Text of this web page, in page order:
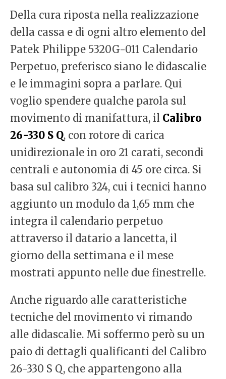
Della cura riposta nella realizzazione
della cassa e di ogni altro elemento del
Patek Philippe 5320G-011 Calendario
Perpetuo, preferisco siano le didascalie
e le immagini sopra a parlare. Qui
voglio spendere qualche parola sul
movimento di manifattura, il Calibro
26-330 S Q, con rotore di carica
unidirezionale in oro 21 carati, secondi
centrali e autonomia di 45 ore circa. Si
basa sul calibro 324, cui i tecnici hanno
aggiunto un modulo da 1,65 mm che
integra il calendario perpetuo
attraverso il datario a lancetta, il
giorno della settimana e il mese
mostrati appunto nelle due finestrelle.
Anche riguardo alle caratteristiche
tecniche del movimento vi rimando
alle didascalie. Mi soffermo però su un
paio di dettagli qualificanti del Calibro
26-330 S Q, che appartengono alla